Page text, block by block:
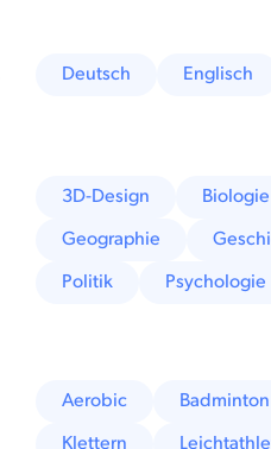
Deutsch Englisch
3D-Design Biologie
Geographie
Politik
Psychologie
Aerobic Badminton
Klettern